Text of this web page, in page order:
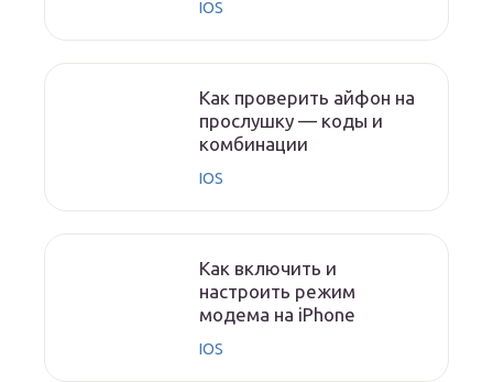
IOS
Как проверить айфон на
прослушку — коды и
комбинации
IOS
Как включить и
настроить режим
модема на iPhone
IOS